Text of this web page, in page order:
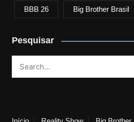
BBB 26 Big Brother Brasil
Pesquisar